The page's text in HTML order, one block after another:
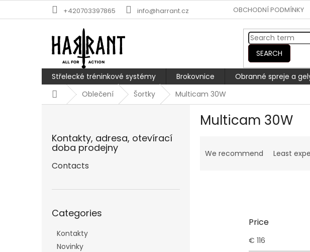
+420703397865 info@harrant.cz OBCHODNÍ PODMÍNKY
SEARCH
Střelecké tréninkové systémy Brokovnice Obranné spreje a
HomeOblečení Šortky Multicam 30W
Kontakty, adresa, otevírací
doba prodejny
Contacts
categories
Categories
Kontakty
Novinky
Multicam 30W
We recommend Least
Price
€ 116